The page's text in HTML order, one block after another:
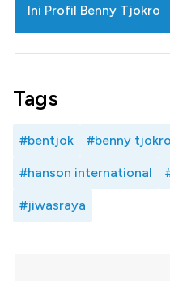
Ini Profil Benny Tjokro
Tags
#bentjok #benny
#hanson international
#jiwasraya